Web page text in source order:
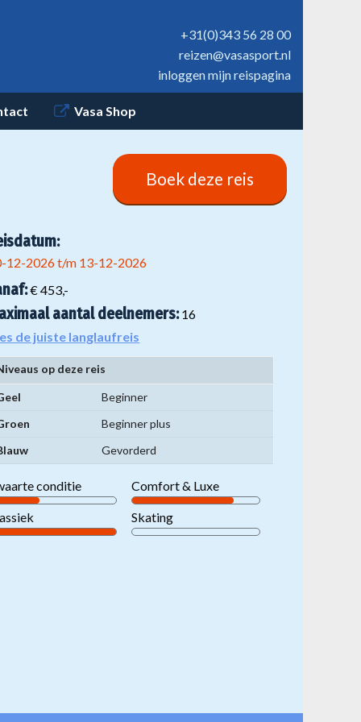
+31(0)343 56 28 00
reizen@vasasport.nl
inloggen mijn reispagina
Vasa Shop
Boek deze reis
12-2026 t/m 13-12-2026
€ 453,-
aantal deelnemers:16
de juiste langlaufreis
op deze reis
Beginner
Beginner plus
Gevorderd
conditie Comfort & Luxe
Skating